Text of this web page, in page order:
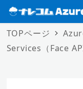
TOPページ
Services（Face